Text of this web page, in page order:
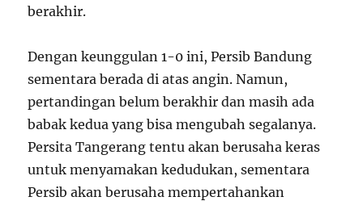
berakhir.
Dengan keunggulan 1-0 ini, Persib Bandung
sementara berada di atas angin. Namun,
pertandingan belum berakhir dan masih ada
babak kedua yang bisa mengubah segalanya.
Persita Tangerang tentu akan berusaha keras
untuk menyamakan kedudukan, sementara
Persib akan berusaha mempertahankan